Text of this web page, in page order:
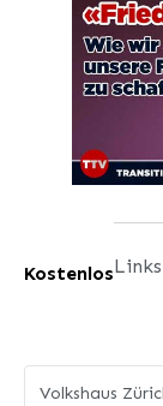
Kostenlos
Volkshaus